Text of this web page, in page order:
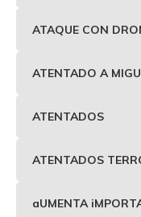
ATAQUE CON
ATENTADO A
ATENTADOS
ATENTADOS
aUMENTA